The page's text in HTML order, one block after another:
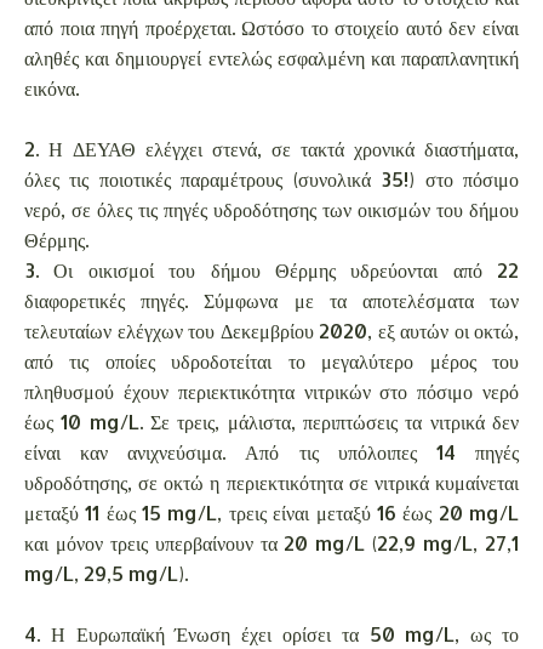
από ποια πηγή προέρχεται. Ωστόσο το στοιχείο αυτό δεν είναι
αληθές και δημιουργεί εντελώς εσφαλμένη και παραπλανητική
εικόνα.
2. Η ΔΕΥΑΘ ελέγχει στενά, σε τακτά χρονικά διαστήματα,
όλες τις ποιοτικές παραμέτρους (συνολικά 35!) στο πόσιμο
νερό, σε όλες τις πηγές υδροδότησης των οικισμών του δήμου
Θέρμης.
3. Οι οικισμοί του δήμου Θέρμης υδρεύονται από 22
διαφορετικές πηγές. Σύμφωνα με τα αποτελέσματα των
τελευταίων ελέγχων του Δεκεμβρίου 2020, εξ αυτών οι οκτώ,
από τις οποίες υδροδοτείται το μεγαλύτερο μέρος του
πληθυσμού έχουν περιεκτικότητα νιτρικών στο πόσιμο νερό
έως 10 mg/L. Σε τρεις, μάλιστα, περιπτώσεις τα νιτρικά δεν
είναι καν ανιχνεύσιμα. Από τις υπόλοιπες 14 πηγές
υδροδότησης, σε οκτώ η περιεκτικότητα σε νιτρικά κυμαίνεται
μεταξύ 11 έως 15 mg/L, τρεις είναι μεταξύ 16 έως 20 mg/L
και μόνον τρεις υπερβαίνουν τα 20 mg/L (22,9 mg/L, 27,1
mg/L, 29,5 mg/L).
4. Η Ευρωπαϊκή Ένωση έχει ορίσει τα 50 mg/L, ως το